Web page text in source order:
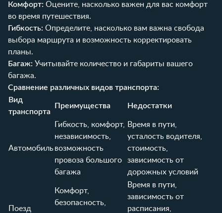
Комфорт: Оцените, насколько важен для вас комфорт
во время путешествия.
Гибкость: Определите, насколько вам важна свобода
выбора маршрута и возможность корректировать
планы.
Багаж: Учитывайте количество и габариты вашего
багажа.
Сравнение различных видов транспорта:
Вид
транспорта
Преимущества Недостатки
Автомобиль
Гибкость, комфорт,
независимость,
возможность
провоза большого
багажа
Время в пути,
усталость водителя,
стоимость,
зависимость от
дорожных условий
Поезд
Комфорт,
безопасность,
Время в пути,
зависимость от
расписания,